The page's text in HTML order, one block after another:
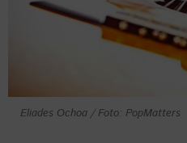
Eliades Ochoa / Foto: PopMatters